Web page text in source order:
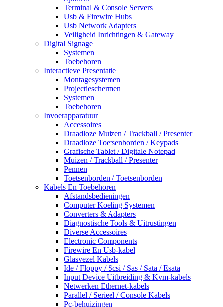
Terminal & Console Servers
Usb & Firewire Hubs
Usb Network Adapters
Veiligheid Inrichtingen & Gateway
Digital Signage
Systemen
Toebehoren
Interactieve Presentatie
Montagesystemen
Projectieschermen
Systemen
Toebehoren
Invoerapparatuur
Accessoires
Draadloze Muizen / Trackball / Presenter
Draadloze Toetsenborden / Keypads
Grafische Tablet / Digitale Notepad
Muizen / Trackball / Presenter
Pennen
Toetsenborden / Toetsenborden
Kabels En Toebehoren
Afstandsbedieningen
Computer Koeling Systemen
Converters & Adapters
Diagnostische Tools & Uitrustingen
Diverse Accessoires
Electronic Components
Firewire En Usb-kabel
Glasvezel Kabels
Ide / Floppy / Scsi / Sas / Sata / Esata
Input Device Uitbreiding & Kvm-kabels
Netwerken Ethernet-kabels
Parallel / Serieel / Console Kabels
Pc-behuizingen